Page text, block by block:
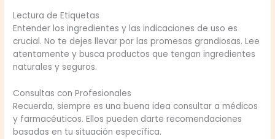
Lectura de Etiquetas
Entender los ingredientes y las indicaciones de uso es
crucial. No te dejes llevar por las promesas grandiosas. Lee
atentamente y busca productos que tengan ingredientes
naturales y seguros.
Consultas con Profesionales
Recuerda, siempre es una buena idea consultar a médicos
y farmacéuticos. Ellos pueden darte recomendaciones
basadas en tu situación específica.